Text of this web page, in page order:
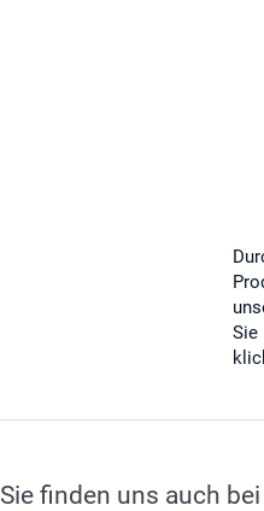
Sie
Sie finden uns auch bei